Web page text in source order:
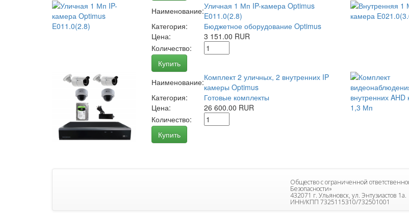
Наименование:Уличная 1 Мп IP-камера Optimus
E011.0(2.8)
Категория:
Бюджетное оборудование Optimus
Цена:
3 151.00 RUR
Количество:
Купить
Наименование:Комплект 2 уличных, 2 внутренних IP
камеры Optimus
Категория:
Готовые комплекты
Цена:
26 600.00 RUR
Количество:
Купить
Общество с ограниченной
Безопасности»
432071 г. Ульяновск, ул. Энтузиастов 1а.
ИНН/КПП 7325115310/732501001